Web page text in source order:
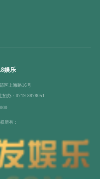
娱乐
区上海路16号
招办：0719-8878051
所有：